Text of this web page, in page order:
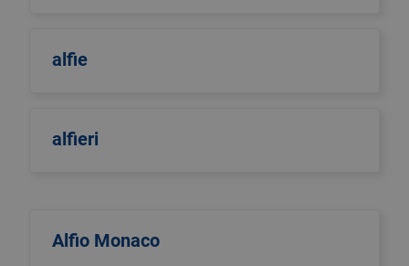
alfie
alfieri
Alfio Monaco